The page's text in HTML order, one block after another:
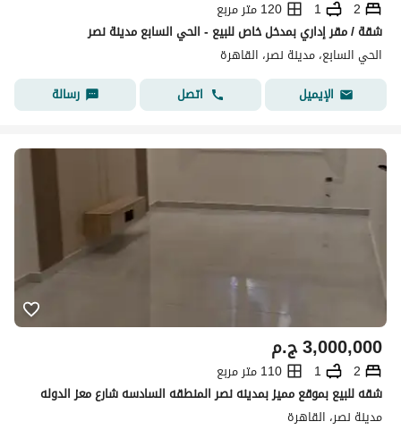
2
1
120 متر مربع
شقة / مقر إداري بمدخل خاص للبيع - الحي السابع مدينة نصر
الحي السابع، مدينة نصر، القاهرة
الإيميل
اتصل رسالة
ج.م3,000,000
2
1
110 متر مربع
شقه للبيع بموقع مميز بمدينه نصر المنطقه السادسه شارع معز الدوله
مدينة نصر، القاهرة